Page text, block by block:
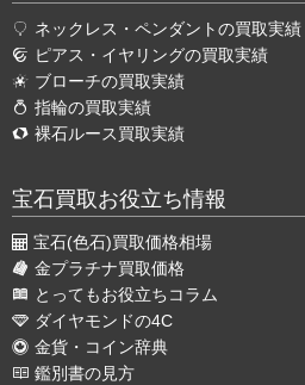
ネックレス・ペンダントの買取実績
ピアス・イヤリングの買取実績
ブローチの買取実績
指輪の買取実績
裸石ルース買取実績
宝石買取お役立ち情報
宝石(色石)買取価格相場
金プラチナ買取価格
とってもお役立ちコラム
ダイヤモンドの4C
金貨・コイン辞典
鑑別書の見方